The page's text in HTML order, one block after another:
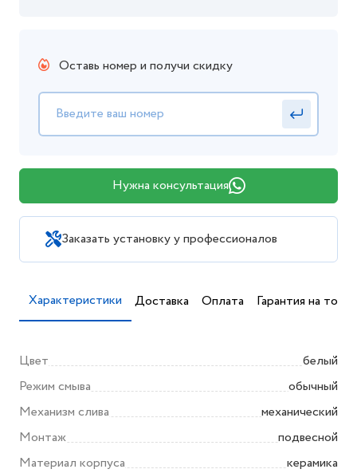
Оставь номер и получи скидку
Нужна консультация
Заказать установку у профессионалов
Характеристики Доставка Оплата Гарантия на товар
Цвет
белый
Режим смыва
обычный
Механизм слива
механический
Монтаж
подвесной
Материал корпуса
керамика